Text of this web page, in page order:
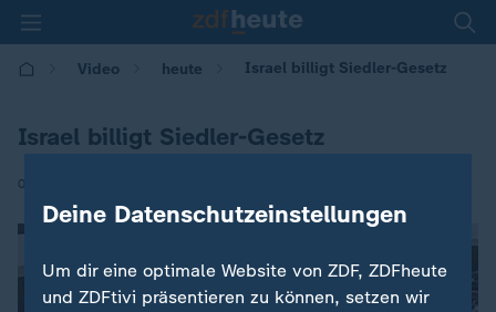
Video heute Israel billigt Siedler-Gesetz
Israel billigt Siedler-Gesetz
07.02.2017 | 08:12
Deine Datenschutzeinstellungen
Um dir eine optimale Website von ZDF, ZDFheute
und ZDFtivi präsentieren zu können, setzen wir